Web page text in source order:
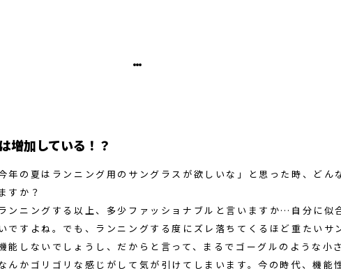
増加している！？
年の夏はランニング用のサングラスが欲しいな」と思った時、どん
すか？
ンニングする以上、多少ファッショナブルと言いますか…自分に似
ですよね。でも、ランニングする度にズレ落ちてくるほど重たいサ
能しないでしょうし、だからと言って、まるでゴーグルのような小
んかゴリゴリな感じがして気が引けてしまいます。今の時代、機能